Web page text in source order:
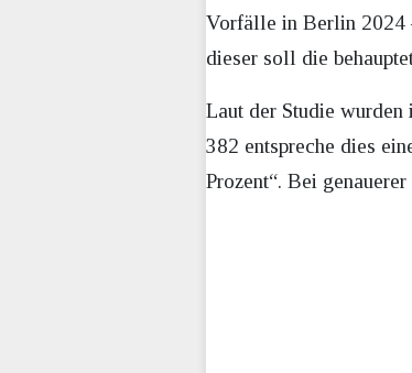
Vorfälle in Berlin 2024
dieser soll die
Laut der Studie
382 entspreche dies
Prozent“. Bei